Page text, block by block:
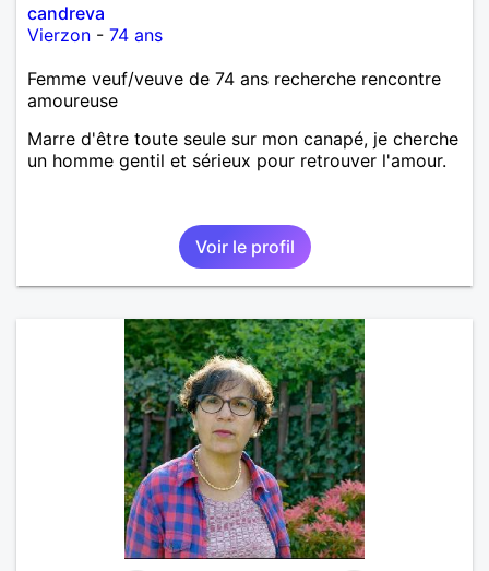
candreva
Vierzon - 74 ans
Femme veuf/veuve de 74 ans recherche rencontre
amoureuse
Marre d'être toute seule sur mon canapé, je cherche
un homme gentil et sérieux pour retrouver l'amour.
Voir le profil